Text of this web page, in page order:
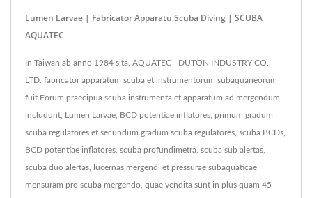
Lumen Larvae | Fabricator Apparatu Scuba Diving | SCUBA
AQUATEC
In Taiwan ab anno 1984 sita, AQUATEC - DUTON INDUSTRY CO.,
LTD. fabricator apparatum scuba et instrumentorum subaquaneorum
fuit.Eorum praecipua scuba instrumenta et apparatum ad mergendum
includunt, Lumen Larvae, BCD potentiae inflatores, primum gradum
scuba regulatores et secundum gradum scuba regulatores, scuba BCDs,
BCD potentiae inflatores, scuba profundimetra, scuba sub alertas,
scuba duo alertas, lucernas mergendi et pressurae subaquaticae
mensuram pro scuba mergendo, quae vendita sunt in plus quam 45